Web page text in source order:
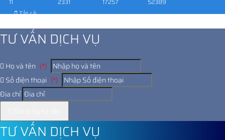
Tất cả:
TƯ VẤN DỊCH VỤ
Họ và tên (*)
Số điện thoại (*)
Địa chỉ
TƯ VẤN DỊCH VỤ